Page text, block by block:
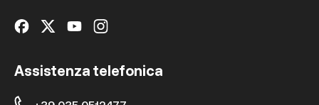
Assistenza telefonica